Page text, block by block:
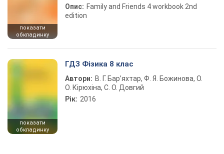
показати
обкладинку
Опис: Family and Friends 4 workbook 2nd
edition
показати
обкладинку
ГДЗ Фізика 8 клас
Автори: В. Г. Бар’яхтар, Ф. Я. Божинова, О.
О. Кірюхіна, С. О. Довгий
Рік: 2016